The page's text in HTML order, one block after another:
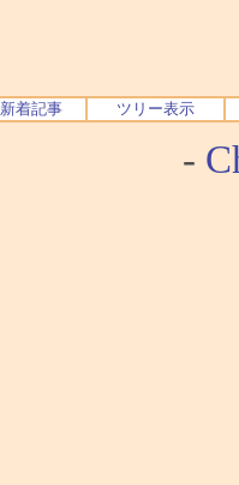
新着記事 ツリー表示
-